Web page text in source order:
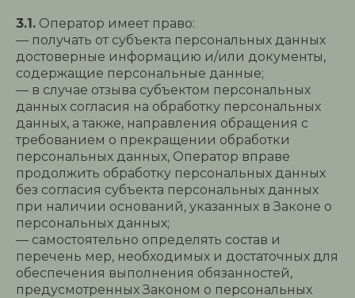
3.1. Оператор имеет право:
— получать от субъекта персональных данных
достоверные информацию и/или документы,
содержащие персональные данные;
— в случае отзыва субъектом персональных
данных согласия на обработку персональных
данных, а также, направления обращения с
требованием о прекращении обработки
персональных данных, Оператор вправе
продолжить обработку персональных данных
без согласия субъекта персональных данных
при наличии оснований, указанных в Законе о
персональных данных;
— самостоятельно определять состав и
перечень мер, необходимых и достаточных для
обеспечения выполнения обязанностей,
предусмотренных Законом о персональных